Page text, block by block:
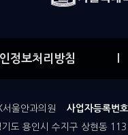
정보처리방침
서울안과의원 사업자등록번호
기도 용인시 수지구 상현동